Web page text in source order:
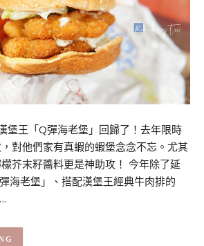
王「Q彈海老堡」回歸了！去年限時
對他們家有真蝦的蝦堡念念不忘。尤其
芥末籽醬料更是神助攻！ 今年除了延
海老堡」、搭配漢堡王經典牛肉排的